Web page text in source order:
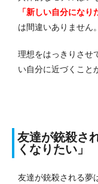
「新しい自分にな
は間違いありません。
理想をはっきりさせ
い自分に近づくこと
友達が銃殺さ
くなりたい」
友達が銃殺される夢